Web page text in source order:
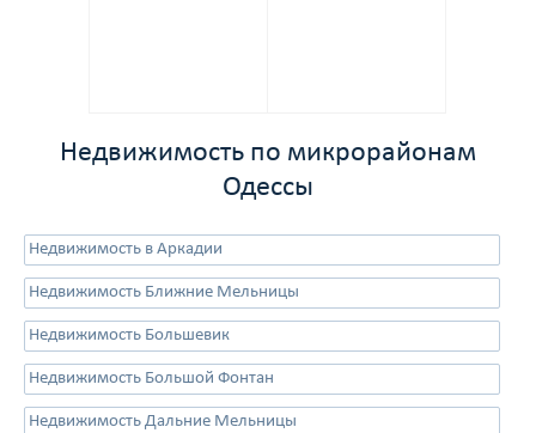
Недвижимость по микрорайонам
Одессы
Недвижимость в Аркадии
Недвижимость Ближние Мельницы
Недвижимость Большевик
Недвижимость Большой Фонтан
Недвижимость Дальние Мельницы